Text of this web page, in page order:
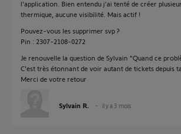
l'application. Bien entendu j'ai tenté de créer
thermique, aucune visibilité. Mais actif !
Pouvez-vous les supprimer svp ?
Pin : 2307-2108-0272
Je renouvelle la question de Sylvain "Quand ce
C'est très étonnant de voir autant de tickets depuis
Merci de votre retour
Sylvain R. il y a 3 mois